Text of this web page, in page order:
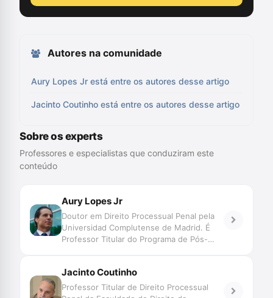
Autores na comunidade
Aury Lopes Jr está entre os autores desse artigo
Jacinto Coutinho está entre os autores desse artigo
Sobre os experts
Professores e especialistas que conduziram este
conteúdo
Aury Lopes Jr
Doutor em Direito Processual Penal pela
Universidad Complutense de Madrid. É
Professor Titular do Programa de Pós-
Pontifícia Universidade Católica do Rio
Grande do Sul. Advogado criminalista.
Jacinto Coutinho
Professor Titular de Direito Processual